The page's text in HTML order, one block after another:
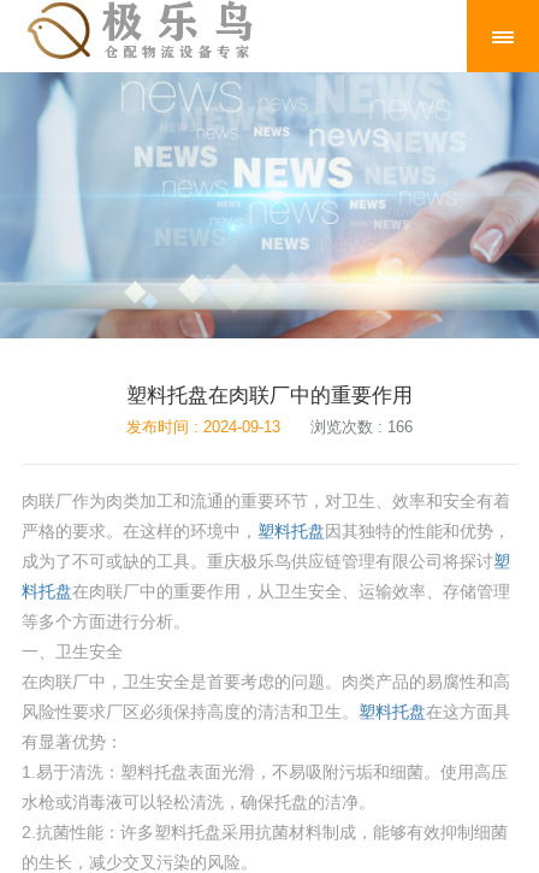
塑料托盘在肉联厂中的重要作用
发布时间 : 2024-09-13 浏览次数 : 166
肉联厂作为肉类加工和流通的重要环节，对卫生、效率和安全有着
严格的要求。在这样的环境中， 塑料托盘因其独特的性能和优势，
成为了不可或缺的工具。重庆极乐鸟供应链管理有限公司将探讨塑
料托盘在肉联厂中的重要作用，从卫生安全、运输效率、存储管理
等多个方面进行分析。
一、卫生安全
在肉联厂中，卫生安全是首要考虑的问题。肉类产品的易腐性和高
风险性要求厂区必须保持高度的清洁和卫生。 塑料托盘在这方面具
有显著优势：
1.易于清洗：塑料托盘表面光滑，不易吸附污垢和细菌。使用高压
水枪或消毒液可以轻松清洗，确保托盘的洁净。
2.抗菌性能：许多塑料托盘采用抗菌材料制成，能够有效抑制细菌
的生长，减少交叉污染的风险。